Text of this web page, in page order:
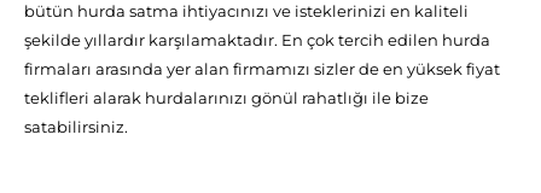
bütün hurda satma ihtiyacınızı ve isteklerinizi en kaliteli
şekilde yıllardır karşılamaktadır. En çok tercih edilen hurda
firmaları arasında yer alan firmamızı sizler de en yüksek fiyat
teklifleri alarak hurdalarınızı gönül rahatlığı ile bize
satabilirsiniz.